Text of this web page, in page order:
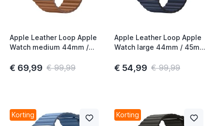
Apple Leather Loop Apple
Watch medium 44mm /
Saddle Brown
€ 69,99 € 99,99
Apple Leather Loop Apple
Watch large 44mm / 45mm
€ 54,99 € 99,99
Korting Korting